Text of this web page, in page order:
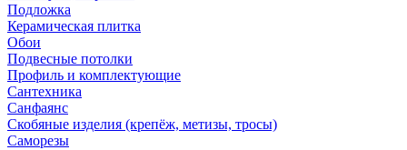
Подложка
Керамическая плитка
Обои
Подвесные потолки
Профиль и комплектующие
Сантехника
Санфаянс
Скобяные изделия (крепёж, метизы, тросы)
Саморезы